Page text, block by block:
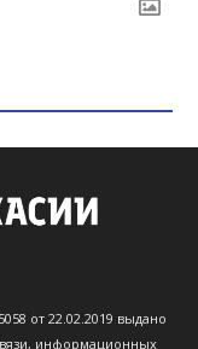
от 22.02.2019 выдано
информационных